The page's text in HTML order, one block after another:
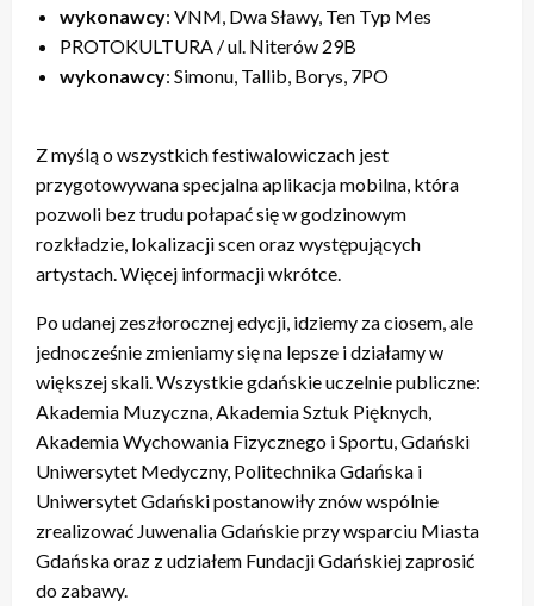
wykonawcy: VNM, Dwa Sławy, Ten Typ Mes
PROTOKULTURA / ul. Niterów 29B
wykonawcy: Simonu, Tallib, Borys, 7PO
Z myślą o wszystkich festiwalowiczach jest
przygotowywana specjalna aplikacja mobilna, która
pozwoli bez trudu połapać się w godzinowym
rozkładzie, lokalizacji scen oraz występujących
artystach. Więcej informacji wkrótce.
Po udanej zeszłorocznej edycji, idziemy za ciosem, ale
jednocześnie zmieniamy się na lepsze i działamy w
większej skali. Wszystkie gdańskie uczelnie publiczne:
Akademia Muzyczna, Akademia Sztuk Pięknych,
Akademia Wychowania Fizycznego i Sportu, Gdański
Uniwersytet Medyczny, Politechnika Gdańska i
Uniwersytet Gdański postanowiły znów wspólnie
zrealizować Juwenalia Gdańskie przy wsparciu Miasta
Gdańska oraz z udziałem Fundacji Gdańskiej zaprosić
do zabawy.